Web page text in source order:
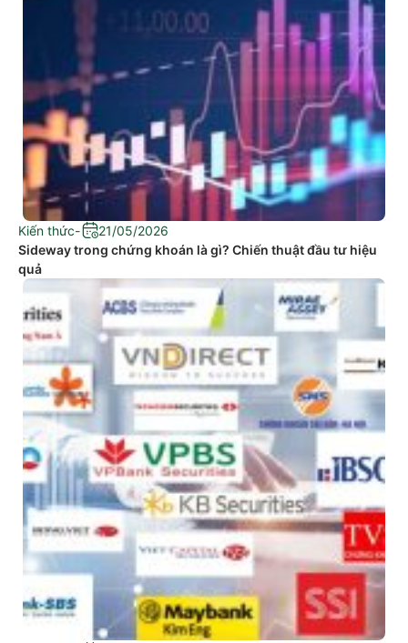
Kiến thức-
21/05/2026
Sideway trong chứng khoán là gì? Chiến thuật đầu tư hiệu
quả